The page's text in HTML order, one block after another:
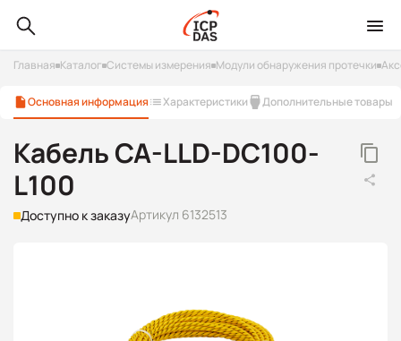
Главная Каталог Системы измерения Модули обнаружения протечки
Основная информация Характеристики Дополнительные товары
Кабель CA-LLD-DC100-
L100
Доступно к заказуАртикул 6132513